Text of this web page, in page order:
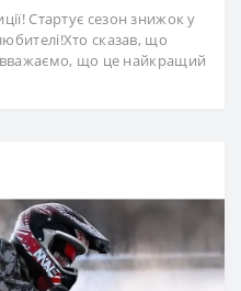
Стартує сезон знижок у
сказав, що
що це найкращий